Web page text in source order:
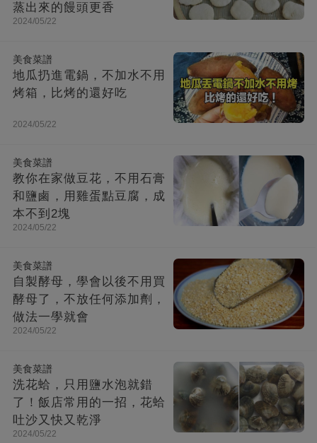
蒸出來的饅頭更香
2024/05/22
美食菜譜
地瓜扔進電鍋，不加水不用
烤箱，比烤的還好吃
2024/05/22
美食菜譜
教你在家做豆花，不用石膏
和鹽鹵，用雞蛋點豆腐，成
本不到2塊
2024/05/22
美食菜譜
自製酵母，學會以後不用買
酵母了，不放任何添加劑，
做法一學就會
2024/05/22
美食菜譜
洗花蛤，只用鹽水泡就錯
了！飯店常用的一招，花蛤
吐沙又快又乾淨
2024/05/22